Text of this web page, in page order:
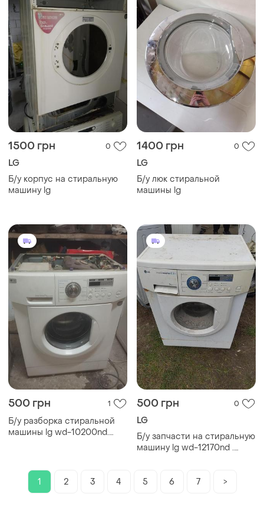
1500 грн 0
LG
Б/у корпус на стиральную
машину lg
1400 грн 0
LG
Б/у люк стиральной
машины lg
500 грн 1
Б/у разборка стиральной
машины lg wd-10200nd.
500 грн 0
LG
Б/у запчасти на стиральную
машину lg wd-12170nd .
wd-12170nd по запчастям
1 2 3 4 5 6 7 >